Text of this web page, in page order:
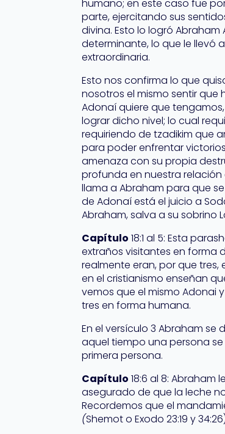
humano; en este caso fue
parte, ejercitando sus
divina. Esto lo logró
determinante, lo que le llevó
extraordinaria.
Esto nos confirma lo que
nosotros el mismo sentir que
Adonaí quiere que
lograr dicho nivel; lo cual
requiriendo de tzadikim que
para poder enfrentar
amenaza con su propia
profunda en nuestra
llama a Abraham para que
de Adonaí está el juicio a
Abraham, salva a su sobrino
Capítulo 18:1 al 5: Esta
extraños visitantes en forma
realmente eran, por que tres,
en el cristianismo enseñan
vemos que el mismo Adonai
tres en forma humana.
En el versículo 3 Abraham
aquel tiempo una persona se
primera persona.
Capítulo 18:6 al 8: Abraham
asegurado de que la leche
Recordemos que el
(Shemot o Exodo 23:19 y